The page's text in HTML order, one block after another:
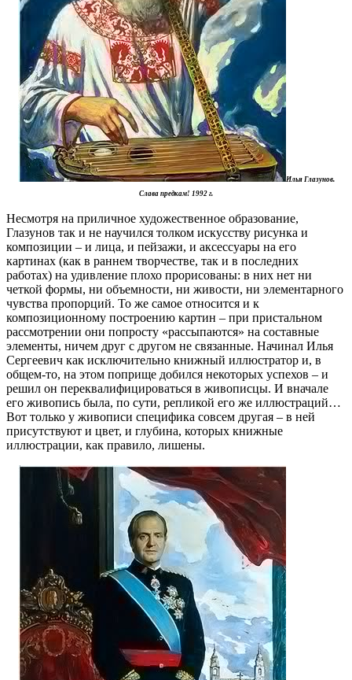
Илья Глазунов.
Слава предкам! 1992 г.
Несмотря на приличное художественное образование,
Глазунов так и не научился толком искусству рисунка и
композиции – и лица, и пейзажи, и аксессуары на его
картинах (как в раннем творчестве, так и в последних
работах) на удивление плохо прорисованы: в них нет ни
четкой формы, ни объемности, ни живости, ни элементарного
чувства пропорций. То же самое относится и к
композиционному построению картин – при пристальном
рассмотрении они попросту «рассыпаются» на составные
элементы, ничем друг с другом не связанные. Начинал Илья
Сергеевич как исключительно книжный иллюстратор и, в
общем-то, на этом поприще добился некоторых успехов – и
решил он переквалифицироваться в живописцы. И вначале
его живопись была, по сути, репликой его же иллюстраций…
Вот только у живописи специфика совсем другая – в ней
присутствуют и цвет, и глубина, которых книжные
иллюстрации, как правило, лишены.